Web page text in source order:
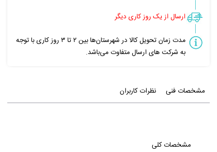
ارسال از یک روز کاری دیگر
مدت زمان تحویل کالا در شهرستان‌ها بین ۲ تا ۳ روز کاری با توجه
به شرکت های ارسال متفاوت می‌باشد.
مشخصات فنی نظرات کاربران
مشخصات کلی